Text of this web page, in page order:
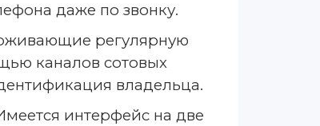
даже по звонку.
регулярную
каналов сотовых
владельца.
интерфейс на две